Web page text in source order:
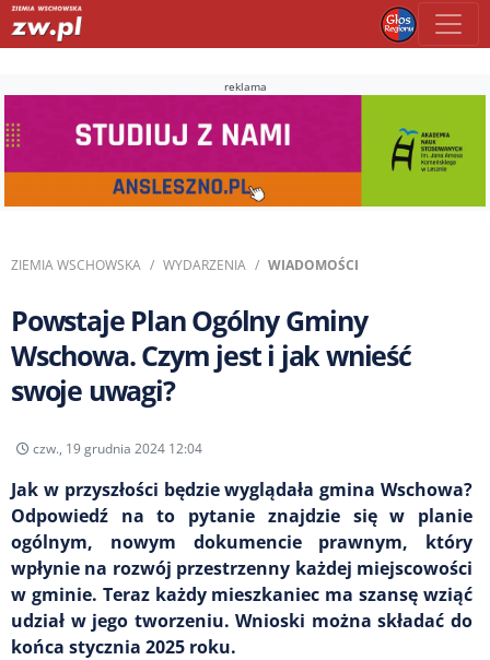
reklama
ZIEMIA WSCHOWSKA WYDARZENIA WIADOMOŚCI
Powstaje Plan Ogólny Gminy
Wschowa. Czym jest i jak wnieść
swoje uwagi?
czw., 19 grudnia 2024 12:04
Jak w przyszłości będzie wyglądała gmina Wschowa?
Odpowiedź na to pytanie znajdzie się w planie
ogólnym, nowym dokumencie prawnym, który
wpłynie na rozwój przestrzenny każdej miejscowości
w gminie. Teraz każdy mieszkaniec ma szansę wziąć
udział w jego tworzeniu. Wnioski można składać do
końca stycznia 2025 roku.